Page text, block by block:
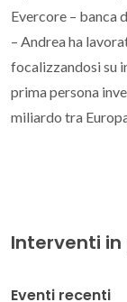
Evercore – banca
– Andrea ha
focalizzandosi su
prima persona
miliardo tra
Interventi
Eventi recenti